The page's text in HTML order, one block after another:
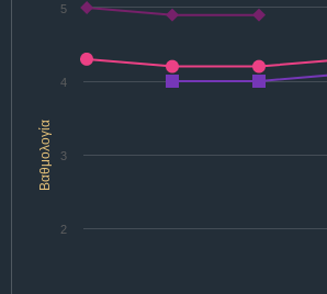
Βαθμολογία
2
3
4
5